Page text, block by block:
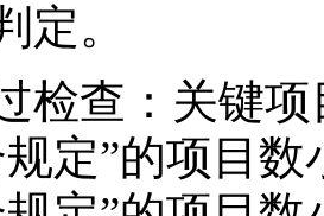
定。
检查：关键
规定”的项目